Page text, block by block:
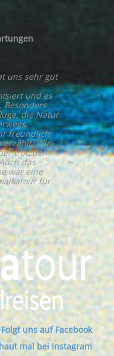
uns sehr gut
und es
Besonders
die Natur
freundlich
erzählt. Wir
trotzdem
das
war eine
für
Folgt uns auf Facebook
mal bei Instagram